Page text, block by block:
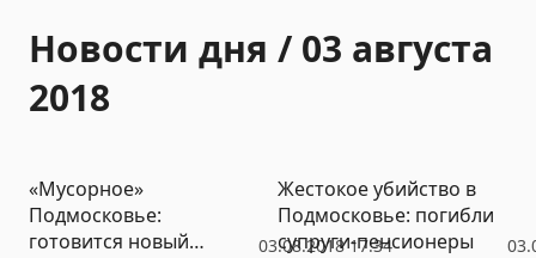
Новости дня / 03 августа
2018
03.08.2018 17:34
«Мусорное»
Подмосковье:
готовится новый
Жестокое убийство в
Подмосковье: погибли
супруги-пенсионеры